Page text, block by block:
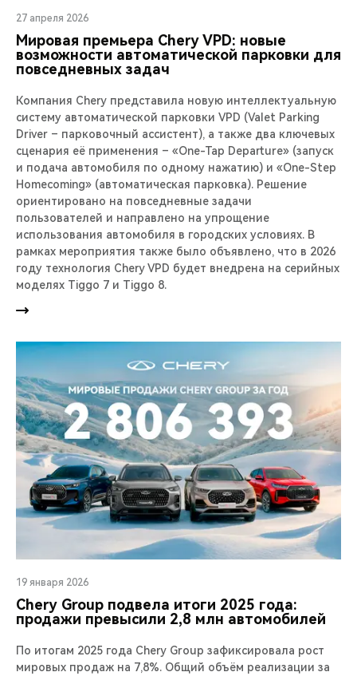
27 апреля 2026
Мировая премьера Chery VPD: новые
возможности автоматической парковки для
повседневных задач
Компания Chery представила новую интеллектуальную
систему автоматической парковки VPD (Valet Parking
Driver – парковочный ассистент), а также два ключевых
сценария её применения – «One-Tap Departure» (запуск
и подача автомобиля по одному нажатию) и «One-Step
Homecoming» (автоматическая парковка). Решение
ориентировано на повседневные задачи
пользователей и направлено на упрощение
использования автомобиля в городских условиях. В
рамках мероприятия также было объявлено, что в 2026
году технология Chery VPD будет внедрена на серийных
моделях Tiggo 7 и Tiggo 8.
19 января 2026
Chery Group подвела итоги 2025 года:
продажи превысили 2,8 млн автомобилей
По итогам 2025 года Chery Group зафиксировала рост
мировых продаж на 7,8%. Общий объём реализации за